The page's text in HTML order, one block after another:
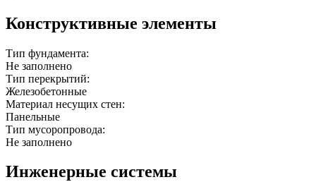
Конструктивные элементы
Тип фундамента:
Не заполнено
Тип перекрытий:
Железобетонные
Материал несущих стен:
Панельные
Тип мусоропровода:
Не заполнено
Инженерные системы